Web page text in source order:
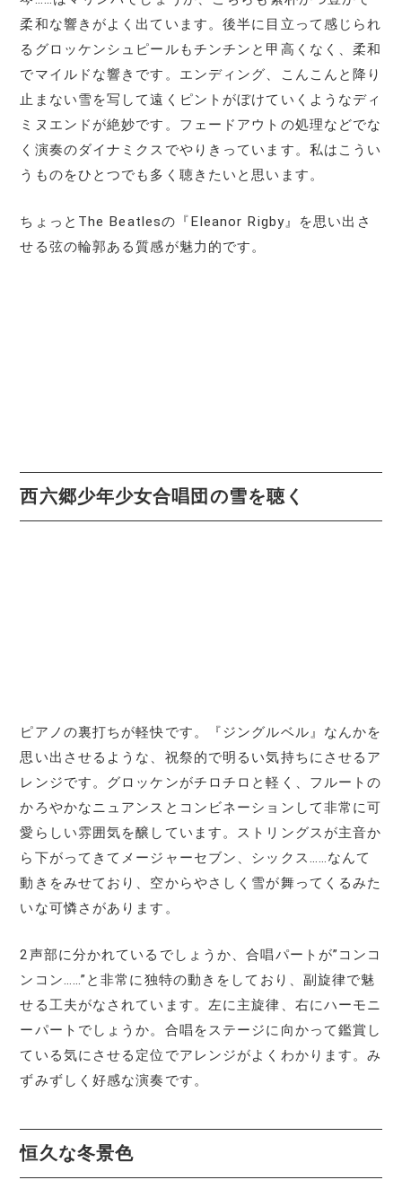
柔和な響きがよく出ています。後半に目立って感じられ
るグロッケンシュピールもチンチンと甲高くなく、柔和
でマイルドな響きです。エンディング、こんこんと降り
止まない雪を写して遠くピントがぼけていくようなディ
ミヌエンドが絶妙です。フェードアウトの処理などでな
く演奏のダイナミクスでやりきっています。私はこうい
うものをひとつでも多く聴きたいと思います。
ちょっとThe Beatlesの『Eleanor Rigby』を思い出さ
せる弦の輪郭ある質感が魅力的です。
西六郷少年少女合唱団の雪を聴く
ピアノの裏打ちが軽快です。『ジングルベル』なんかを
思い出させるような、祝祭的で明るい気持ちにさせるア
レンジです。グロッケンがチロチロと軽く、フルートの
かろやかなニュアンスとコンビネーションして非常に可
愛らしい雰囲気を醸しています。ストリングスが主音か
ら下がってきてメージャーセブン、シックス……なんて
動きをみせており、空からやさしく雪が舞ってくるみた
いな可憐さがあります。
2声部に分かれているでしょうか、合唱パートが”コンコ
ンコン……”と非常に独特の動きをしており、副旋律で魅
せる工夫がなされています。左に主旋律、右にハーモニ
ーパートでしょうか。合唱をステージに向かって鑑賞し
ている気にさせる定位でアレンジがよくわかります。み
ずみずしく好感な演奏です。
恒久な冬景色